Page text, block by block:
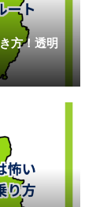
方！透明